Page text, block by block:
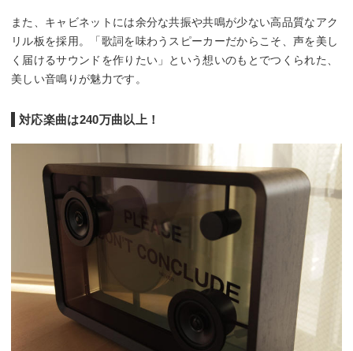
また、キャビネットには余分な共振や共鳴が少ない高品質なアク
リル板を採用。「歌詞を味わうスピーカーだからこそ、声を美し
く届けるサウンドを作りたい」という想いのもとでつくられた、
美しい音鳴りが魅力です。
対応楽曲は240万曲以上！